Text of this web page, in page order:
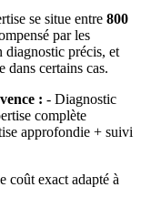
se situe entre 800
par les
diagnostic précis, et
dans certains cas.
: - Diagnostic
complète
approfondie + suivi
coût exact adapté à